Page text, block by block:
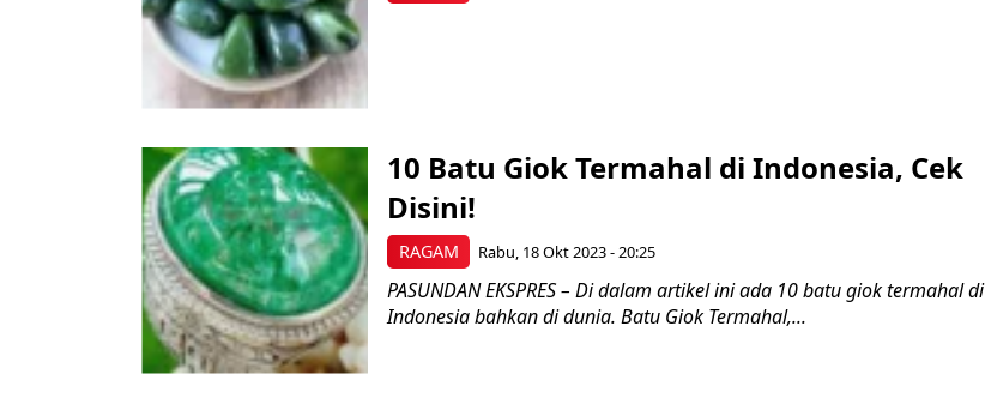
RAGAM
10 Batu Giok Termahal di Indonesia, Cek
Disini!
Rabu, 18 Okt 2023 - 20:25
PASUNDAN EKSPRES – Di dalam artikel ini ada 10 batu giok termahal di
Indonesia bahkan di dunia. Batu Giok Termahal,...